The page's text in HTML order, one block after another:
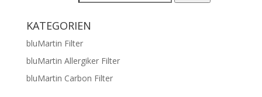
KATEGORIEN
bluMartin Filter
bluMartin Allergiker Filter
bluMartin Carbon Filter